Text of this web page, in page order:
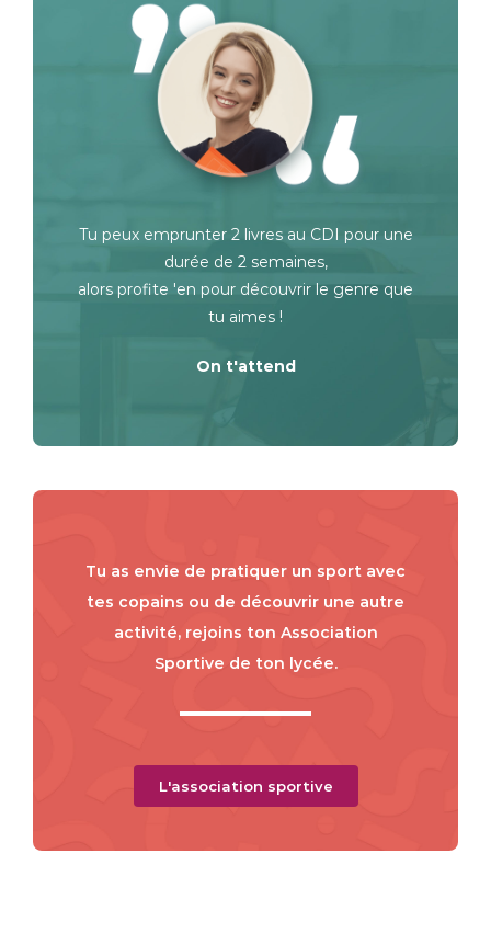
Tu peux emprunter 2 livres au CDI pour une
durée de 2 semaines,
alors profite 'en pour découvrir le genre que
tu aimes !
On t'attend
Tu as envie de pratiquer un sport avec
tes copains ou de découvrir une autre
activité, rejoins ton Association
Sportive de ton lycée.
L'association sportive